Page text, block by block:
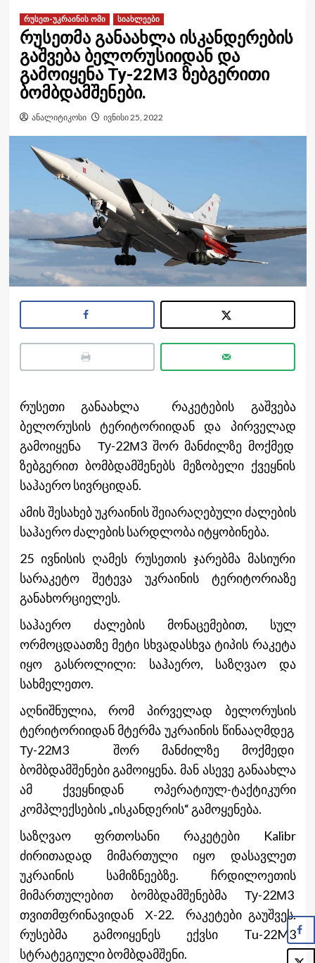
რუსეთ-უკრაინის ომი სიახლეები
რუსეთმა განაახლა ისკანდერების
გაშვება ბელორუსიიდან და
გამოიყენა Ту-22М3 ზებგერითი
ბომბდამშენები.
ანალიტიკოსი ივნისი 25, 2022
რუსეთი განაახლა რაკეტების გაშვება
ბელორუსის ტერიტორიიდან და პირველად
გამოიყენა Ту-22М3 შორ მანძილზე მოქმედ
ზებგერით ბომბდამშენებს მეზობელი ქვეყნის
საჰაერო სივრციდან.
ამის შესახებ უკრაინის შეიარაღებული ძალების
საჰაერო ძალების სარდლობა იტყობინება.
25 ივნისის ღამეს რუსეთის ჯარებმა მასიური
სარაკეტო შეტევა უკრაინის ტერიტორიაზე
განახორციელეს.
საჰაერო ძალების მონაცემებით, სულ
ორმოცდაათზე მეტი სხვადასხვა ტიპის რაკეტა
იყო გასროლილი: საჰაერო, საზღვაო და
სახმელეთო.
აღნიშნულია, რომ პირველად ბელორუსის
ტერიტორიიდან მტერმა უკრაინის წინააღმდეგ
Ту-22М3 შორ მანძილზე მოქმედი
ბომბდამშენები გამოიყენა. მან ასევე განაახლა
ამ ქვეყნიდან ოპერატიულ-ტაქტიკური
კომპლექსების „ისკანდერის“ გამოყენება.
საზღვაო ფრთოსანი რაკეტები Kalibr
ძირითადად მიმართული იყო დასავლეთ
უკრაინის სამიზნეებზე. ჩრდილოეთის
მიმართულებით ბომბდამშენებმა Ту-22М3
თვითმფრინავიდან Х-22. რაკეტები გაუშვეს.
რუსებმა გამოიყენეს ექვსი Tu-22M3
სტრატეგიული ბომბდამშენი.